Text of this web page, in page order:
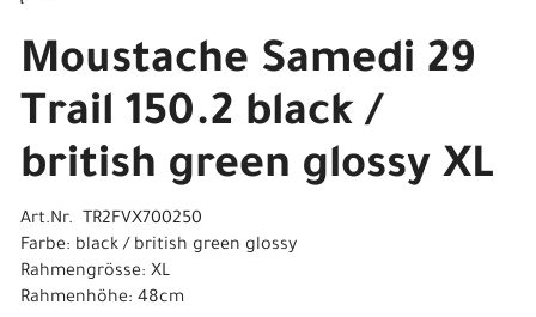
Moustache Samedi 29
Trail 150.2 black /
british green glossy XL
Art.Nr. TR2FVX700250
Farbe: black / british green glossy
Rahmengrösse: XL
Rahmenhöhe: 48cm